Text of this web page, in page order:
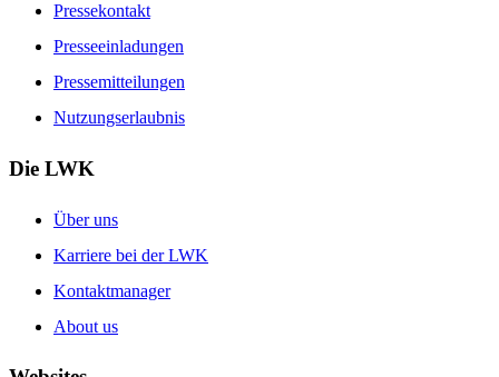
Pressekontakt
Presseeinladungen
Pressemitteilungen
Nutzungserlaubnis
Die LWK
Über uns
Karriere bei der LWK
Kontaktmanager
About us